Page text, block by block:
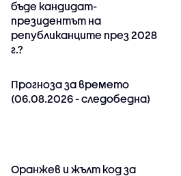
бъде кандидат-
президентът на
републиканците през 2028
г.?
Прогноза за времето
(06.08.2026 - следобедна)
Оранжев и жълт код за